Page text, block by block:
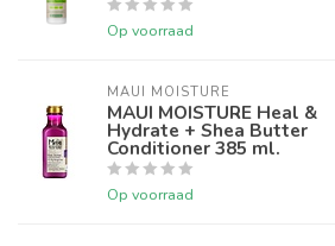
Op voorraad
MAUI MOISTURE
MAUI MOISTURE Heal &
Hydrate + Shea Butter
Conditioner 385 ml.
Op voorraad